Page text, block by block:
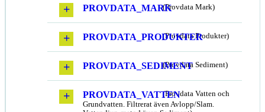
PROVDATA_MARK(Provdata Mark)
PROVDATA_PRODUKTER
(Provdata Produkter)
PROVDATA_SEDIMENT(Provdata Sediment)
PROVDATA_VATTEN(Provdata Vatten och
Grundvatten. Filtrerat även Avlopp/Slam.